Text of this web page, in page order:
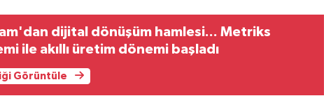
dijital dönüşüm hamlesi... Metriks
ile akıllı üretim dönemi başladı
Görüntüle